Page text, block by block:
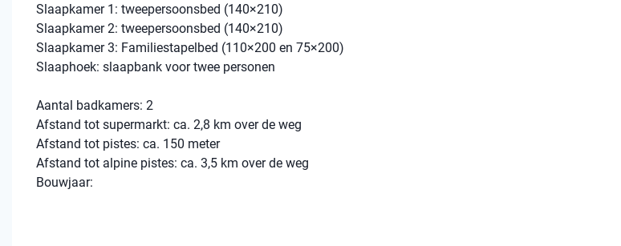
Slaapkamer 1: tweepersoonsbed (140×210)
Slaapkamer 2: tweepersoonsbed (140×210)
Slaapkamer 3: Familiestapelbed (110×200 en 75×200)
Slaaphoek: slaapbank voor twee personen
Aantal badkamers: 2
Afstand tot supermarkt: ca. 2,8 km over de weg
Afstand tot pistes: ca. 150 meter
Afstand tot alpine pistes: ca. 3,5 km over de weg
Bouwjaar: